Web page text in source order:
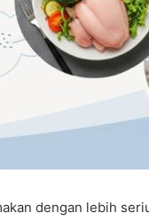
dengan lebih